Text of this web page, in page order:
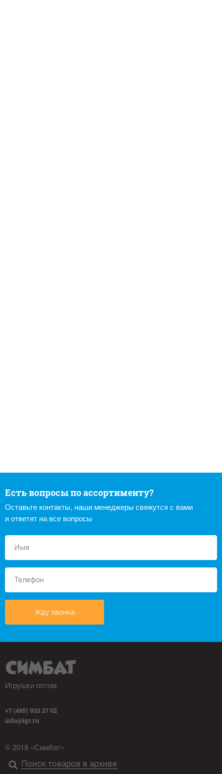
Есть вопросы по ассортименту?
Оставьте контакты, наши менеджеры свяжутся с вами
и ответят на все вопросы
Жду звонка
Игрушки оптом
+7 (495) 933 27 02
info@igr.ru
© 2018 «Симбат»